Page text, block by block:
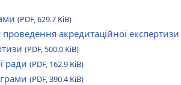
(PDF, 629.7 KiB)
акредитаційної експертизи
(PDF, 500.0 KiB)
ради (PDF, 162.9 KiB)
(PDF, 390.4 KiB)